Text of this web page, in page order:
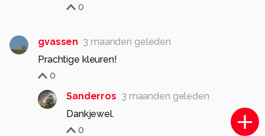
0
gvassen 3 maanden geleden
Prachtige kleuren!
0
Sanderros 3 maanden geleden
Dankjewel.
0